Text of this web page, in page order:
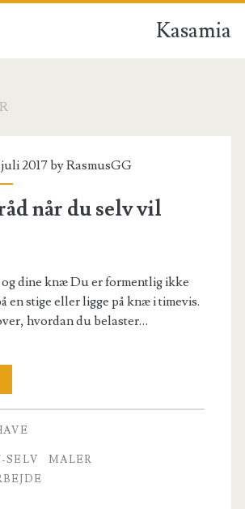
Kasamia
span>
2017 byRasmusGG
når du selv vil
og dine knæ Du er formentlig ikke
en stige eller ligge på knæ i timevis.
hvordan du belaster…
råd
SELV
MALER